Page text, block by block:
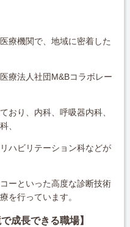
療機関で、地域に密着した
療法人社団M&Bコラボレー
おり、内科、呼吸器内科、
、
ハビリテーション科などが
ーといった高度な診断技術
を行っています。
成長できる職場】